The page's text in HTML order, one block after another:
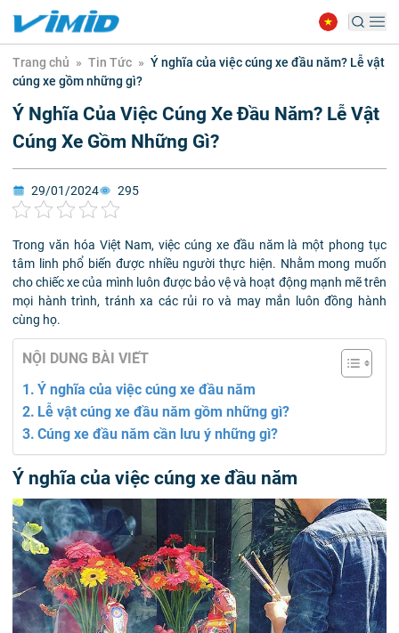
Trang chủ » Tin Tức » Ý nghĩa của việc cúng xe đầu năm? Lễ vật
cúng xe gồm những gì?
Ý Nghĩa Của Việc Cúng Xe Đầu Năm? Lễ Vật
Cúng Xe Gồm Những Gì?
29/01/2024 295
Trong văn hóa Việt Nam, việc cúng xe đầu năm là một phong tục
tâm linh phổ biến được nhiều người thực hiện. Nhằm mong muốn
cho chiếc xe của mình luôn được bảo vệ và hoạt động mạnh mẽ trên
mọi hành trình, tránh xa các rủi ro và may mắn luôn đồng hành
cùng họ.
NỘI DUNG BÀI VIẾT
Ý nghĩa của việc cúng xe đầu năm
Lễ vật cúng xe đầu năm gồm những gì?
Cúng xe đầu năm cần lưu ý những gì?
Ý nghĩa của việc cúng xe đầu năm